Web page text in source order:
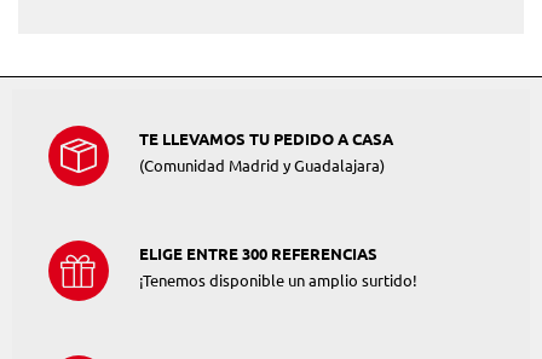
TE LLEVAMOS TU PEDIDO A CASA
(Comunidad Madrid y Guadalajara)
ELIGE ENTRE 300 REFERENCIAS
¡Tenemos disponible un amplio surtido!